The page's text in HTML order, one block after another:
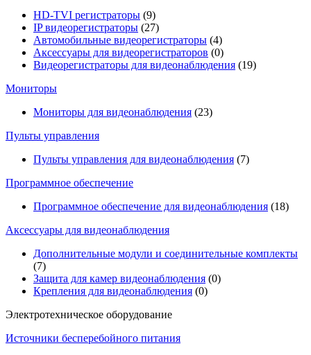
HD-TVI регистраторы (9)
IP видеорегистраторы (27)
Автомобильные видеорегистраторы (4)
Аксессуары для видеорегистраторов (0)
Видеорегистраторы для видеонаблюдения (19)
Мониторы
Мониторы для видеонаблюдения (23)
Пульты управления
Пульты управления для видеонаблюдения (7)
Программное обеспечение
Программное обеспечение для видеонаблюдения (18)
Аксессуары для видеонаблюдения
Дополнительные модули и соединительные комплекты
(7)
Защита для камер видеонаблюдения (0)
Крепления для видеонаблюдения (0)
Электротехническое оборудование
Источники бесперебойного питания